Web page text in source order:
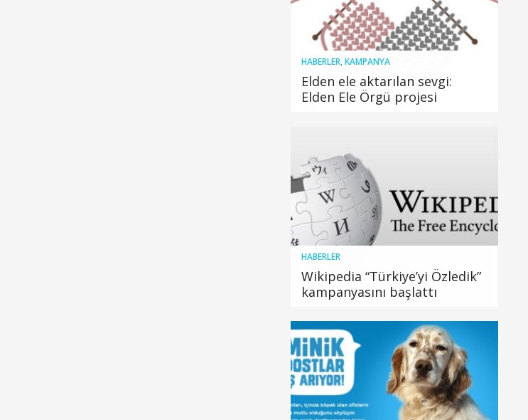
HABERLER,KAMPANYA
Elden ele aktarılan sevgi:
Elden Ele Örgü projesi
HABERLER
Wikipedia “Türkiye’yi Özledik”
kampanyasını başlattı